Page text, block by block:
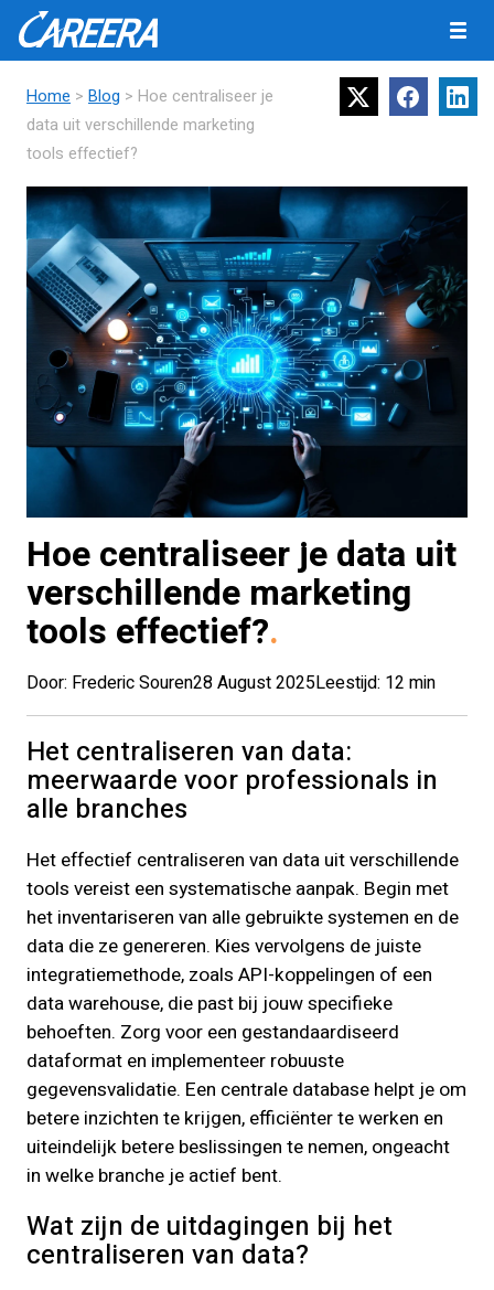
Home > Blog > Hoe centraliseer je
data uit verschillende marketing
tools effectief?
Hoe centraliseer je data uit
verschillende marketing
tools effectief?
Door: Frederic Souren28 August 2025Leestijd: 12 min
Het centraliseren van data:
meerwaarde voor professionals in
alle branches
Het effectief centraliseren van data uit verschillende
tools vereist een systematische aanpak. Begin met
het inventariseren van alle gebruikte systemen en de
data die ze genereren. Kies vervolgens de juiste
integratiemethode, zoals API-koppelingen of een
data warehouse, die past bij jouw specifieke
behoeften. Zorg voor een gestandaardiseerd
dataformat en implementeer robuuste
gegevensvalidatie. Een centrale database helpt je om
betere inzichten te krijgen, efficiënter te werken en
uiteindelijk betere beslissingen te nemen, ongeacht
in welke branche je actief bent.
Wat zijn de uitdagingen bij het
centraliseren van data?